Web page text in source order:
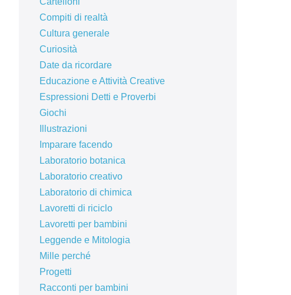
Compiti di realtà
Cultura generale
Curiosità
Date da ricordare
Educazione e Attività Creative
Espressioni Detti e Proverbi
Giochi
Illustrazioni
Imparare facendo
Laboratorio botanica
Laboratorio creativo
Laboratorio di chimica
Lavoretti di riciclo
Lavoretti per bambini
Leggende e Mitologia
Mille perché
Progetti
Racconti per bambini